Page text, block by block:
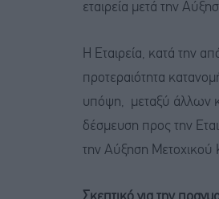
εταιρεία μετά την
Η Εταιρεία, κατά την
προτεραιότητα
υπόψη, μεταξύ άλλων
δέσμευση προς την
την Αύξηση Μετοχικού